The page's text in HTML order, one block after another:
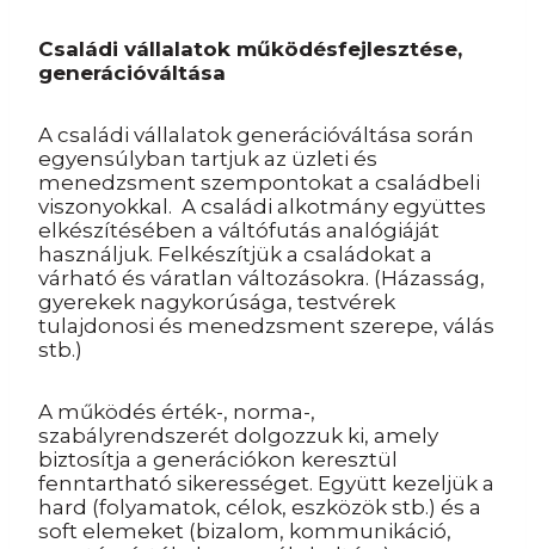
Családi vállalatok működésfejlesztése,
generációváltása
A családi vállalatok generációváltása során
egyensúlyban tartjuk az üzleti és
menedzsment szempontokat a családbeli
viszonyokkal. A családi alkotmány együttes
elkészítésében a váltófutás analógiáját
használjuk. Felkészítjük a családokat a
várható és váratlan változásokra. (Házasság,
gyerekek nagykorúsága, testvérek
tulajdonosi és menedzsment szerepe, válás
stb.)
A működés érték-, norma-,
szabályrendszerét dolgozzuk ki, amely
biztosítja a generációkon keresztül
fenntartható sikerességet. Együtt kezeljük a
hard (folyamatok, célok, eszközök stb.) és a
soft elemeket (bizalom, kommunikáció,